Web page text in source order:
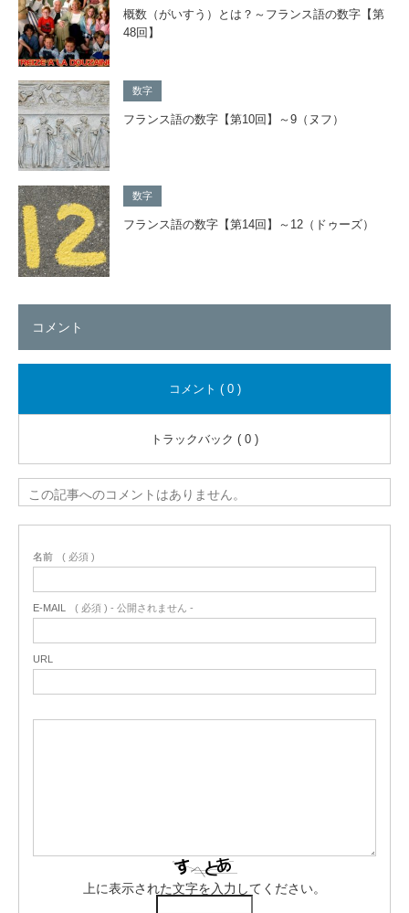
概数（がいすう）とは？～フランス語の数字【第
48回】
数字
フランス語の数字【第10回】～9（ヌフ）
数字
フランス語の数字【第14回】～12（ドゥーズ）
コメント
コメント ( 0 )
トラックバック ( 0 )
この記事へのコメントはありません。
名前 ( 必須 )
E-MAIL ( 必須 ) - 公開されません -
URL
上に表示された文字を入力してください。